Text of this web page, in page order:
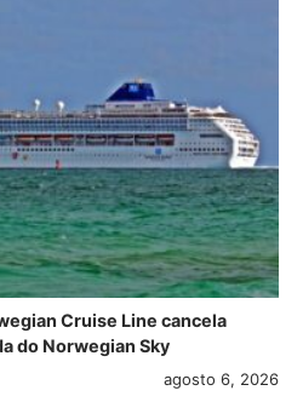
Cruise Line cancela
do Norwegian Sky
agosto 6, 2026